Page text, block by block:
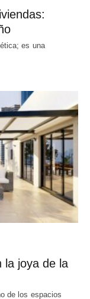
es una
la joya de la
de los espacios